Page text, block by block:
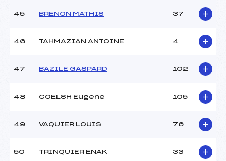
45 BRENON MATHIS 37
46 TAHMAZIAN ANTOINE 4
47 BAZILE GASPARD 102
48 COELSH Eugene 105
49 VAQUIER LOUIS 76
50 TRINQUIER ENAK 33